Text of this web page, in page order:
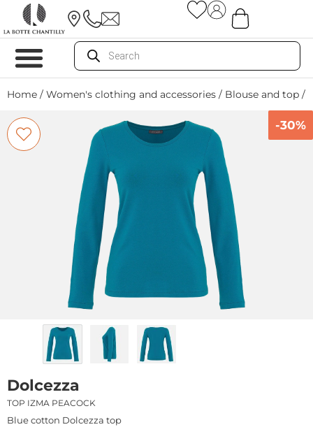
Home / Women's clothing and accessories / Blouse and top /
-30%
Dolcezza
TOP IZMA PEACOCK
Blue cotton Dolcezza top